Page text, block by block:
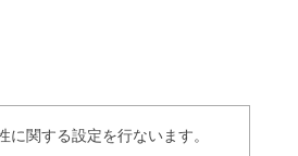
に関する設定を行ないます。